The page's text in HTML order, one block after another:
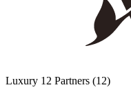
Luxury 12 Partners (12)